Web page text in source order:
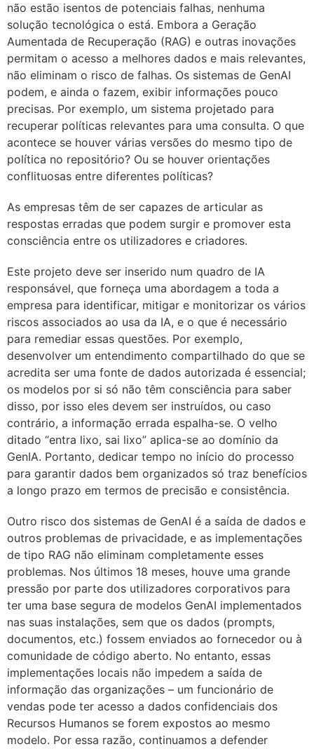
não estão isentos de potenciais falhas, nenhuma
solução tecnológica o está. Embora a Geração
Aumentada de Recuperação (RAG) e outras inovações
permitam o acesso a melhores dados e mais relevantes,
não eliminam o risco de falhas. Os sistemas de GenAI
podem, e ainda o fazem, exibir informações pouco
precisas. Por exemplo, um sistema projetado para
recuperar políticas relevantes para uma consulta. O que
acontece se houver várias versões do mesmo tipo de
política no repositório? Ou se houver orientações
conflituosas entre diferentes políticas?
As empresas têm de ser capazes de articular as
respostas erradas que podem surgir e promover esta
consciência entre os utilizadores e criadores.
Este projeto deve ser inserido num quadro de IA
responsável, que forneça uma abordagem a toda a
empresa para identificar, mitigar e monitorizar os vários
riscos associados ao usa da IA, e o que é necessário
para remediar essas questões. Por exemplo,
desenvolver um entendimento compartilhado do que se
acredita ser uma fonte de dados autorizada é essencial;
os modelos por si só não têm consciência para saber
disso, por isso eles devem ser instruídos, ou caso
contrário, a informação errada espalha-se. O velho
ditado “entra lixo, sai lixo” aplica-se ao domínio da
GenIA. Portanto, dedicar tempo no início do processo
para garantir dados bem organizados só traz benefícios
a longo prazo em termos de precisão e consistência.
Outro risco dos sistemas de GenAI é a saída de dados e
outros problemas de privacidade, e as implementações
de tipo RAG não eliminam completamente esses
problemas. Nos últimos 18 meses, houve uma grande
pressão por parte dos utilizadores corporativos para
ter uma base segura de modelos GenAI implementados
nas suas instalações, sem que os dados (prompts,
documentos, etc.) fossem enviados ao fornecedor ou à
comunidade de código aberto. No entanto, essas
implementações locais não impedem a saída de
informação das organizações – um funcionário de
vendas pode ter acesso a dados confidenciais dos
Recursos Humanos se forem expostos ao mesmo
modelo. Por essa razão, continuamos a defender